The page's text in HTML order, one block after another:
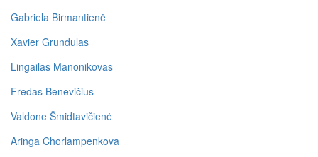
Gabriela Birmantienė
Xavier Grundulas
Lingailas Manonikovas
Fredas Benevičius
Valdone Šmidtavičienė
Aringa Chorlampenkova